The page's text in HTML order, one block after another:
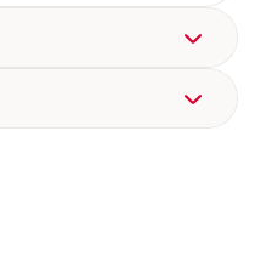
Autorität,
Institutionen,